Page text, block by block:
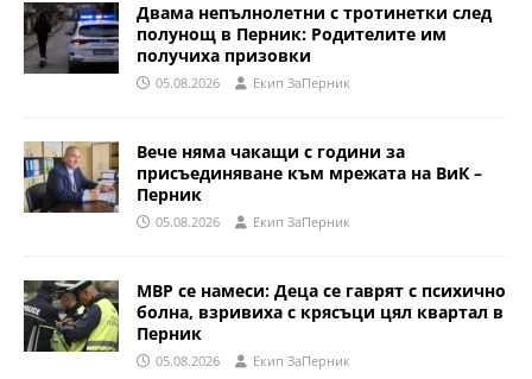
Двама непълнолетни с тротинетки след
полунощ в Перник: Родителите им
получиха призовки
05.08.2026 Eкип ЗаПерник
Вече няма чакащи с години за
присъединяване към мрежата на ВиК –
Перник
05.08.2026 Eкип ЗаПерник
МВР се намеси: Деца се гаврят с психично
болна, взривиха с крясъци цял квартал в
Перник
05.08.2026 Eкип ЗаПерник